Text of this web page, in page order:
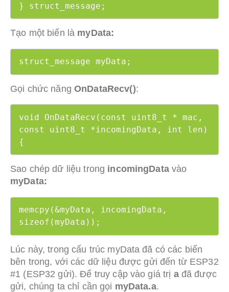
} struct_message;
Tạo một biến là myData:
struct_message myData;
Gọi chức năng OnDataRecv():
void OnDataRecv(const uint8_t * mac,
const uint8_t *incomingData, int len)
{
Sao chép dữ liệu trong incomingDatavào
myData:
memcpy(&myData, incomingData,
sizeof(myData));
Lúc này, trong cấu trúc myData đã có các biến
bên trong, với các dữ liệu được gửi đến từ ESP32
#1 (ESP32 gửi). Để truy cập vào giá trị ađã được
gửi, chúng ta chỉ cần gọi myData.a.